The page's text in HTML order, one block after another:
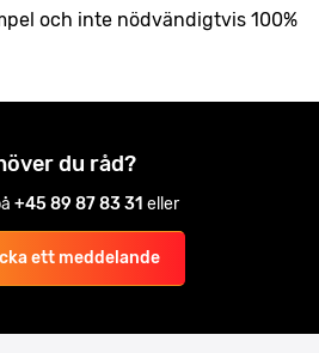
och inte nödvändigtvis 100%
du råd?
+45 89 87 83 31 eller
ett meddelande